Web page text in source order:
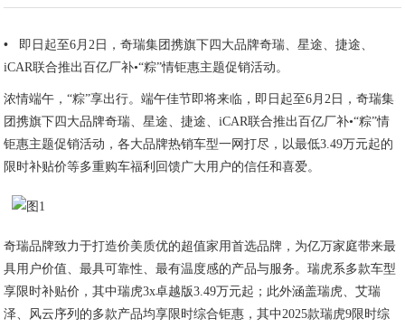
• 即日起至6月2日，奇瑞集团携旗下四大品牌奇瑞、星途、捷途、
iCAR联合推出百亿厂补•“粽”情钜惠主题促销活动。
浓情端午，“粽”享出行。端午佳节即将来临，即日起至6月2日，奇瑞集
团携旗下四大品牌奇瑞、星途、捷途、iCAR联合推出百亿厂补•“粽”情
钜惠主题促销活动，各大品牌热销车型一网打尽，以最低3.49万元起的
限时补贴价等多重购车福利回馈广大用户的信任和喜爱。
奇瑞品牌致力于打造价美质优的超值家用首选品牌，为亿万家庭带来最
具用户价值、最具可靠性、最有温度感的产品与服务。瑞虎系多款车型
享限时补贴价，其中瑞虎3x卓越版3.49万元起；此外涵盖瑞虎、艾瑞
泽、风云序列的多款产品均享限时综合钜惠，其中2025款瑞虎9限时综